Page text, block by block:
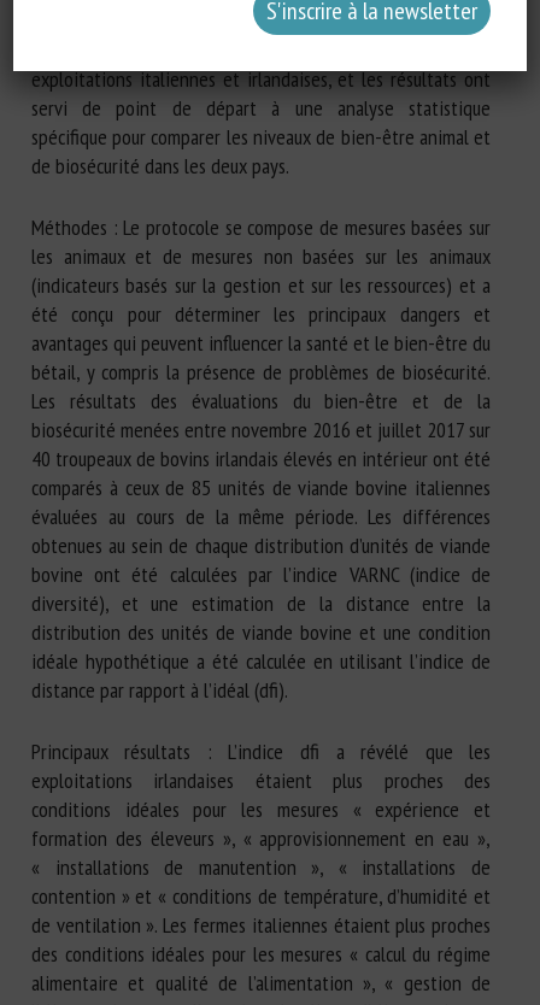
exploitations italiennes et irlandaises, et les résultats ont
servi de point de départ à une analyse statistique
spécifique pour comparer les niveaux de bien-être animal et
de biosécurité dans les deux pays.
Méthodes : Le protocole se compose de mesures basées sur
les animaux et de mesures non basées sur les animaux
(indicateurs basés sur la gestion et sur les ressources) et a
été conçu pour déterminer les principaux dangers et
avantages qui peuvent influencer la santé et le bien-être du
bétail, y compris la présence de problèmes de biosécurité.
Les résultats des évaluations du bien-être et de la
biosécurité menées entre novembre 2016 et juillet 2017 sur
40 troupeaux de bovins irlandais élevés en intérieur ont été
comparés à ceux de 85 unités de viande bovine italiennes
évaluées au cours de la même période. Les différences
obtenues au sein de chaque distribution d’unités de viande
bovine ont été calculées par l’indice VARNC (indice de
diversité), et une estimation de la distance entre la
distribution des unités de viande bovine et une condition
idéale hypothétique a été calculée en utilisant l’indice de
distance par rapport à l’idéal (dfi).
Principaux résultats : L’indice dfi a révélé que les
exploitations irlandaises étaient plus proches des
conditions idéales pour les mesures « expérience et
formation des éleveurs », « approvisionnement en eau »,
« installations de manutention », « installations de
contention » et « conditions de température, d’humidité et
de ventilation ». Les fermes italiennes étaient plus proches
des conditions idéales pour les mesures « calcul du régime
alimentaire et qualité de l’alimentation », « gestion de